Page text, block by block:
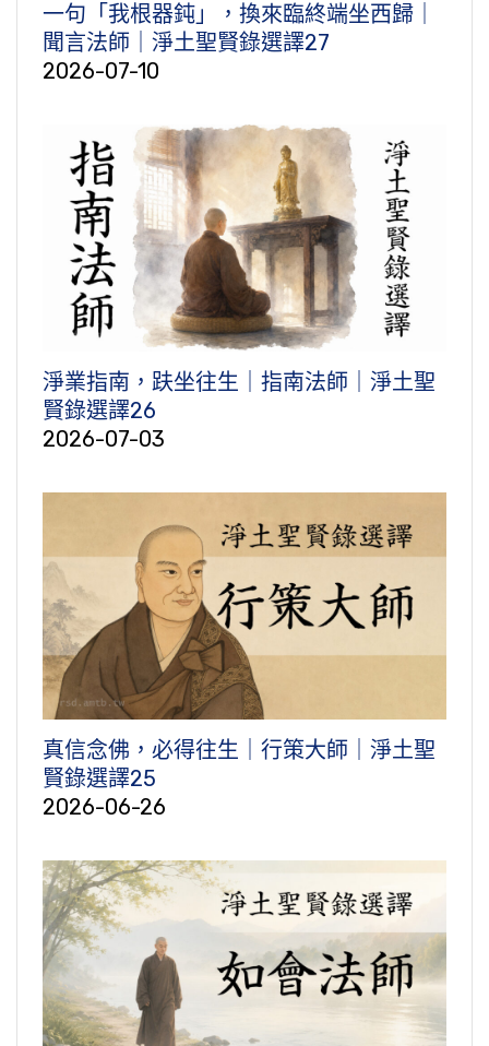
一句「我根器鈍」，換來臨終端坐西歸｜
聞言法師｜淨土聖賢錄選譯27
2026-07-10
淨業指南，趺坐往生｜指南法師｜淨土聖
賢錄選譯26
2026-07-03
真信念佛，必得往生｜行策大師｜淨土聖
賢錄選譯25
2026-06-26